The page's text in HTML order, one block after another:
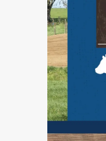
nous
sur
source
pour